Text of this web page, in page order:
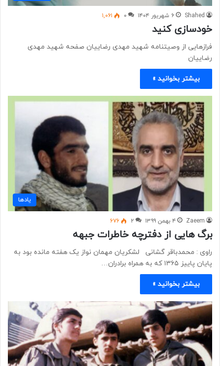
Shahed ۶ شهریور ۱۴۰۴ ۰ ۱,۰۶۱
خودسازی کنید
فرازهایی از وصیتنامه شهید مهدی رضاییان صفحه شهید مهدی
رضاییان
بیشتر بخوانید »
یادها
Zaeem ۴ بهمن ۱۳۹۹ ۲ ۶۷۶
برگ هایی از دفترچه خاطرات جبهه
راوی : محمدباقر گشانی لشکریان مهمان نواز یک هفته مانده بود به
پایان پاییز ۱۳۶۵ که به همراه برادران…
بیشتر بخوانید »